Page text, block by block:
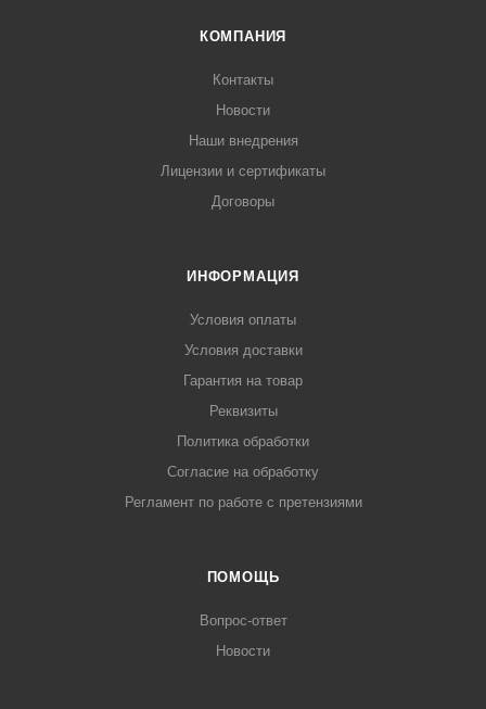
КОМПАНИЯ
Контакты
Новости
Наши внедрения
Лицензии и сертификаты
Договоры
ИНФОРМАЦИЯ
Условия оплаты
Условия доставки
Гарантия на товар
Реквизиты
Политика обработки
Согласие на обработку
Регламент по работе с претензиями
ПОМОЩЬ
Вопрос-ответ
Новости